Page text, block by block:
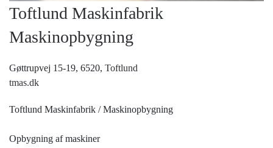
Toftlund Maskinfabrik
Maskinopbygning
Gøttrupvej 15-19, 6520, Toftlund
tmas.dk
Toftlund Maskinfabrik / Maskinopbygning
Opbygning af maskiner